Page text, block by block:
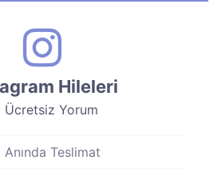
Hileleri
Ücretsiz Yorum
Anında Teslimat